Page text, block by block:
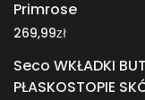
Primrose
269,99zł
Seco WKŁADKI
PŁASKOSTOPIE